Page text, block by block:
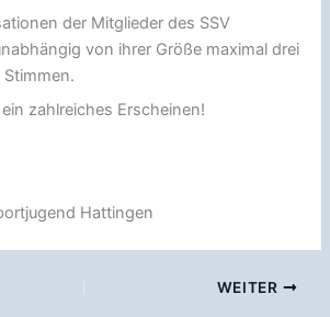
der Mitglieder des SSV
von ihrer Größe maximal drei
zahlreiches Erscheinen!
Hattingen
WEITER